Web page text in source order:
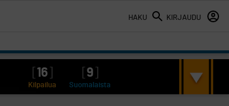
HAKU KIRJAUDU
16 9
Kilpailua Suomalaista